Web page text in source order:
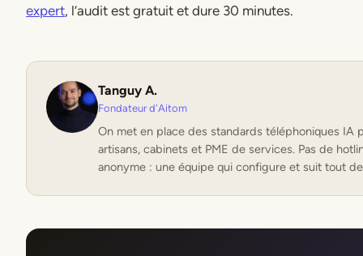
expert, l’audit est gratuit et dure 30 minutes.
Tanguy A.
Fondateur d'Aitom
On met en place des standards téléphoniques IA
artisans, cabinets et PME de services. Pas de
anonyme : une équipe qui configure et suit tout